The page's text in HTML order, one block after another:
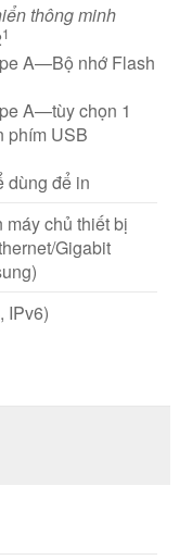
thông minh
1
A—Bộ nhớ Flash
A—tùy chọn 1
phím USB
để in
máy chủ thiết bị
Gigabit
IPv6)